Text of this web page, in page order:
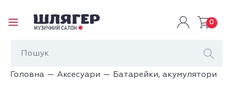
0
Головна Аксесуари Батарейки, акумулятори